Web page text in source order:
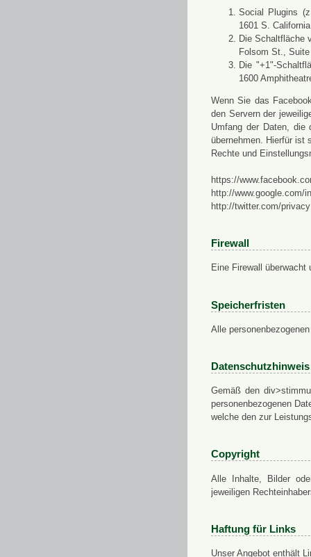
Social Plugins
1601 S.
Die Schaltfläche
Folsom St.,
Die "+1"-
1600
Wenn Sie das
den Servern der
Umfang der Daten, die
übernehmen. Hierfür ist
Rechte und
https://
http://www.google.com/
http://twitter.com/privacy
Firewall
Eine Firewall
Speicherfristen
Alle
Datenschutzhinweis
Gemäß den
personenbezogenen
welche den zur
Copyright
Alle Inhalte, Bilder
jeweiligen
Haftung für Links
Unser Angebot enthält